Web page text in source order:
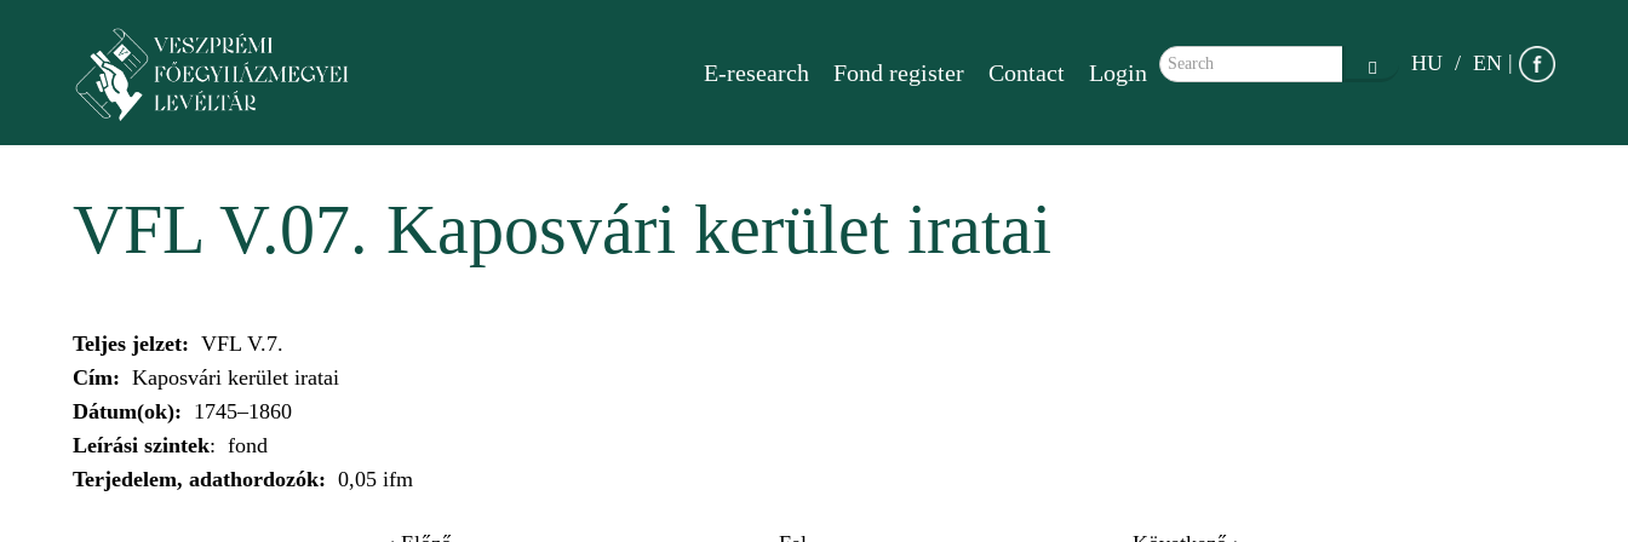
E-research Fond register Contact Login |
HU EN
Search form
VFL V.07. Kaposvári kerület iratai
Teljes jelzet: VFL V.7.
Cím: Kaposvári kerület iratai
Dátum(ok): 1745–1860
Leírási szintek: fond
Terjedelem, adathordozók: 0,05 ifm